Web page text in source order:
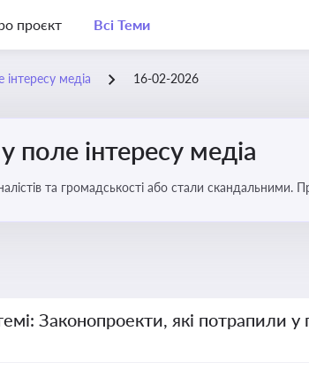
проєкт Всі Теми
медіа 16-02-2026
поле інтересу медіа
та громадськості або стали скандальними.
Законопроекти, які потрапили у